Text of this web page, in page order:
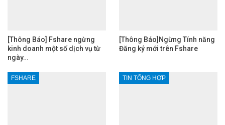
[Thông Báo] Fshare ngừng
kinh doanh một số dịch vụ từ
ngày…
[Thông Báo]Ngừng Tính năng
Đăng ký mới trên Fshare
FSHARE TIN TỔNG HỢP